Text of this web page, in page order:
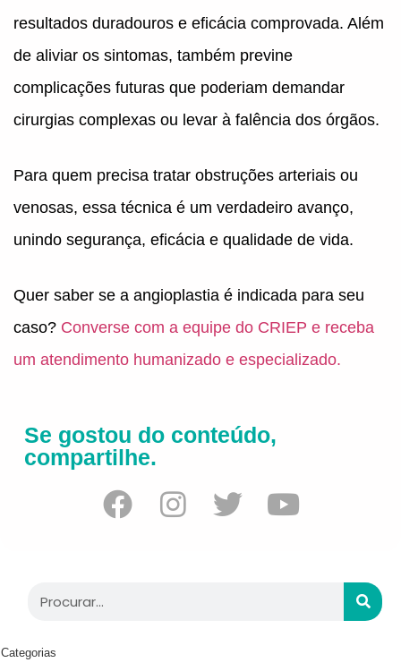
resultados duradouros e eficácia comprovada. Além
de aliviar os sintomas, também previne
complicações futuras que poderiam demandar
cirurgias complexas ou levar à falência dos órgãos.
Para quem precisa tratar obstruções arteriais ou
venosas, essa técnica é um verdadeiro avanço,
unindo segurança, eficácia e qualidade de vida.
Quer saber se a angioplastia é indicada para seu
caso? Converse com a equipe do CRIEP e receba
um atendimento humanizado e especializado.
Se gostou do conteúdo,
compartilhe.
Categorias